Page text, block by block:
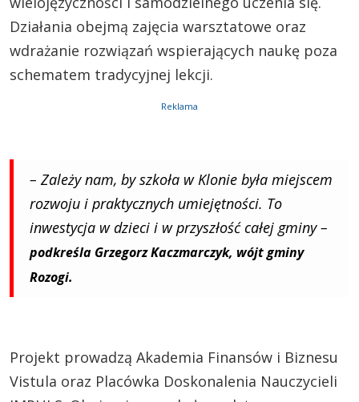
Działania obejmą zajęcia warsztatowe oraz
wdrażanie rozwiązań wspierających naukę poza
schematem tradycyjnej lekcji.
Reklama
– Zależy nam, by szkoła w Klonie była miejscem
rozwoju i praktycznych umiejętności. To
inwestycja w dzieci i w przyszłość całej gminy –
podkreśla Grzegorz Kaczmarczyk, wójt gminy
Rozogi.
Projekt prowadzą Akademia Finansów i Biznesu
Vistula oraz Placówka Doskonalenia Nauczycieli